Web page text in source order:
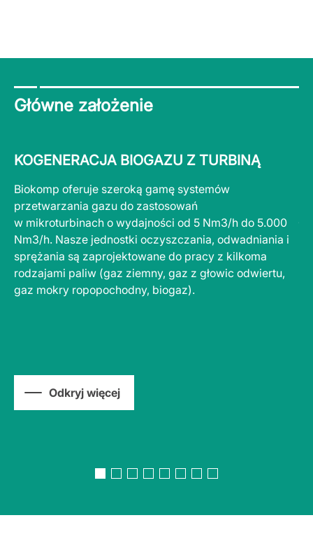
Główne założenie
KOGENERACJA BIOGAZU Z TURBINĄ
Biokomp oferuje szeroką gamę systemów
przetwarzania gazu do zastosowań
w mikroturbinach o wydajności od 5 Nm3/h do 5.000
Nm3/h. Nasze jednostki oczyszczania, odwadniania i
sprężania są zaprojektowane do pracy z kilkoma
rodzajami paliw (gaz ziemny, gaz z głowic odwiertu,
gaz mokry ropopochodny, biogaz).
Odkryj więcej